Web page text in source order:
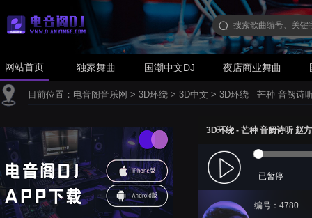
网站首页 独家舞曲 国潮中文DJ 夜店商业舞曲
目前位置： 电音阁音乐网 > 3D环绕 > 3D中文 > 3D环绕 - 芒种 音阙诗
3D环绕 - 芒种 音阙诗听 赵
已暂停
编号：4780